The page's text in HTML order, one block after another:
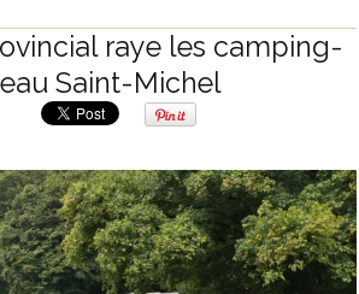
raye les camping-
Saint-Michel